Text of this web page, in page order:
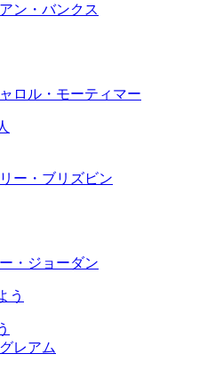
ン・バンクス
ロル・モーティマー
ー・ブリズビン
・ジョーダン
レアム